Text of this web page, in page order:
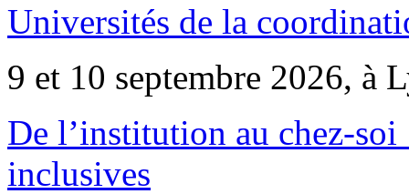
Universités de la
9 et 10 septembre 2026, à
De l’institution au chez-
inclusives